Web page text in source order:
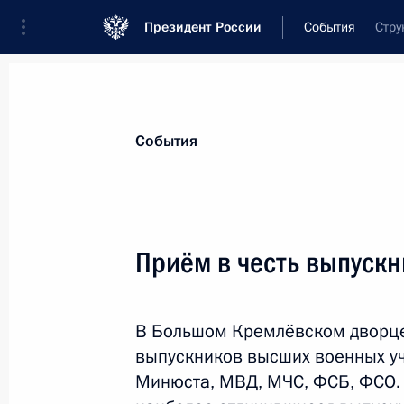
Президент России События
Новости
праздником – Днём независимости
4 июля 2016 года, 12:15
События
Приём в честь
В Большом Кремлёвском
выпускников высших военных
Минюста, МВД, МЧС, ФСБ, ФСО.